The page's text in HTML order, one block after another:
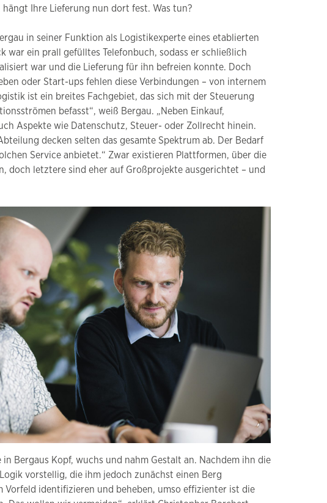
Ihre Lieferung nun dort fest. Was tun?
in seiner Funktion als Logistikexperte eines etablierten
war ein prall gefülltes Telefonbuch, sodass er schließlich
war und die Lieferung für ihn befreien konnte. Doch
oder Start-ups fehlen diese Verbindungen – von internem
ist ein breites Fachgebiet, das sich mit der Steuerung
befasst“, weiß Bergau. „Neben Einkauf,
Aspekte wie Datenschutz, Steuer- oder Zollrecht hinein.
decken selten das gesamte Spektrum ab. Der Bedarf
Service anbietet.“ Zwar existieren Plattformen, über die
doch letztere sind eher auf Großprojekte ausgerichtet – und
Bergaus Kopf, wuchs und nahm Gestalt an. Nachdem ihn die
vorstellig, die ihm jedoch zunächst einen Berg
Vorfeld identifizieren und beheben, umso effizienter ist die